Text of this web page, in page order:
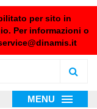
per sito in
Per informazioni o
MENU